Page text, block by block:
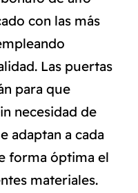
con las más
Las puertas
para que
necesidad de
adaptan a cada
forma óptima el
materiales.